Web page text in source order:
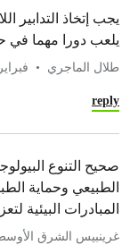
يجب إتخاذ التدابير
يلعب دورا مهما في
طلال الماجري فبراير 15, 2026
reply
صحيح التنوع
الطبيعي وحماية
المبادرات البيئية
غرينبيس الشرق